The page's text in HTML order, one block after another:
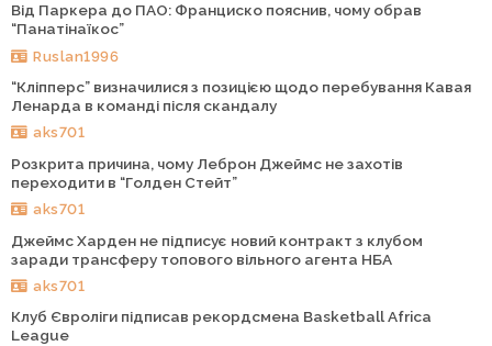
Від Паркера до ПАО: Франциско пояснив, чому обрав
“Панатінаїкос”
Ruslan1996
“Кліпперс” визначилися з позицією щодо перебування Кавая
Ленарда в команді після скандалу
aks701
Розкрита причина, чому Леброн Джеймс не захотів
переходити в “Голден Стейт”
aks701
Джеймс Харден не підписує новий контракт з клубом
заради трансферу топового вільного агента НБА
aks701
Клуб Євроліги підписав рекордсмена Basketball Africa
League